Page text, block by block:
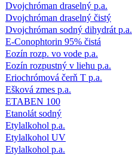
Dvojchróman draselný p.a.
Dvojchróman draselný čistý
Dvojchróman sodný dihydrát p.a.
E-Conophtorin 95% čistá
Eozín rozp. vo vode p.a.
Eozín rozpustný v liehu p.a.
Eriochrómová čerň T p.a.
Ešková zmes p.a.
ETABEN 100
Etanolát sodný
Etylalkohol p.a.
Etylalkohol UV
Etylalkohol p.a.